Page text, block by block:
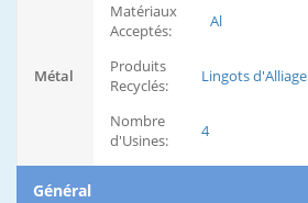
Métal
Matériaux
Acceptés:
Al
Produits
Recyclés:
Lingots d'Alliage
Nombre
d'Usines:
4
Général